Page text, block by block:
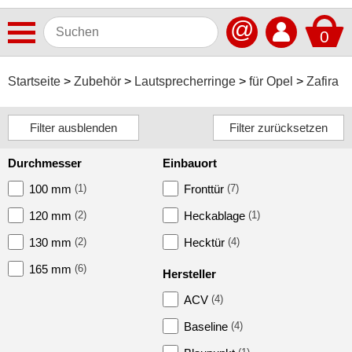
0
@
Startseite Zubehör Lautsprecherringe für Opel Zafira
Autoradios
Dashcams
Elektromobilität
Freisprechanlagen
Multimedia
Durchmesser
100 mm (1)
120 mm (2)
130 mm (2)
165 mm (6)
Einbauort
Fronttür (7)
Heckablage (1)
Hecktür (4)
Hersteller
ACV (4)
Baseline (4)